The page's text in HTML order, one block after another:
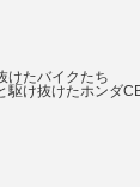
けたバイクたち
駆け抜けたホンダ